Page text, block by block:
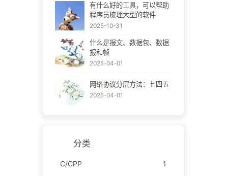
有什么好的工具，可以帮助
程序员梳理大型的软件
2025-10-31
什么是报文、数据包、数据
报和帧
2025-04-01
网络协议分层方法：七四五
2025-04-01
分类
C/CPP
1